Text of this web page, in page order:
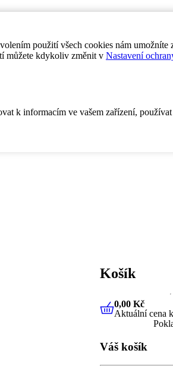
použití všech cookies nám umožníte
můžete kdykoliv změnit v Nastavení
k informacím ve vašem zařízení, používat
Košík
0,00 Kč
0,00 Kč
Aktuální cena
Váš košík